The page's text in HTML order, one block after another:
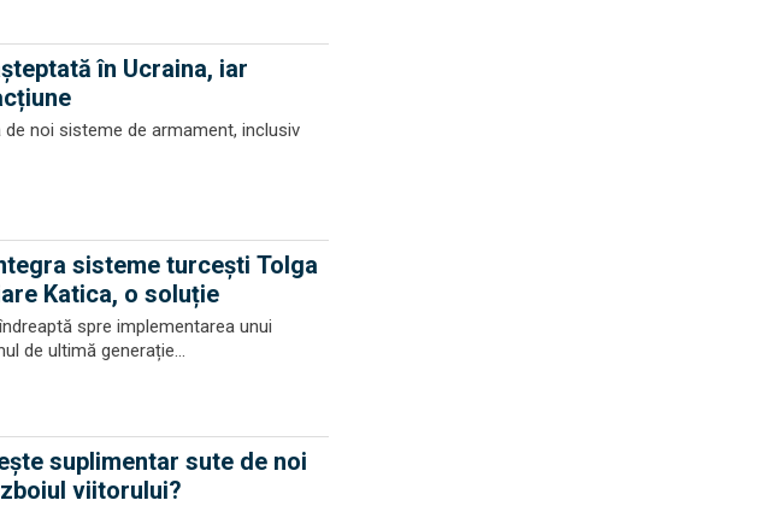
în Ucraina, iar
noi sisteme de armament, inclusiv
sisteme turcești Tolga
Katica, o soluție
spre implementarea unui
de ultimă generație...
suplimentar sute de noi
viitorului?